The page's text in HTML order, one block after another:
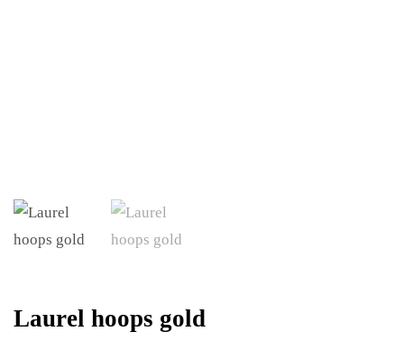
Laurel hoops gold